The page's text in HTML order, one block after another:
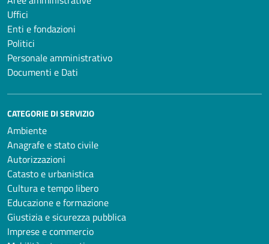
Uffici
Enti e fondazioni
Politici
Personale amministrativo
Documenti e Dati
CATEGORIE DI SERVIZIO
Ambiente
Anagrafe e stato civile
Autorizzazioni
Catasto e urbanistica
Cultura e tempo libero
Educazione e formazione
Giustizia e sicurezza pubblica
Imprese e commercio